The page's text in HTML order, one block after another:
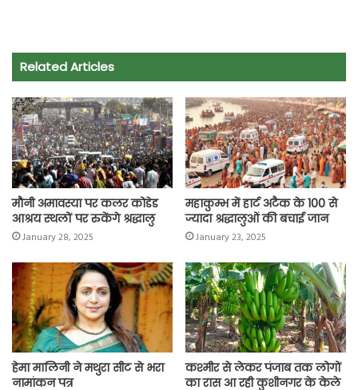
e
b
o
k
t
s
p
p
t
t
r
e
a
m
i
y
n
k
r
Related Articles
मौनी अमावस्या पर कलर कोडेड
आश्रय स्थलों पर रुकेंगे श्रद्धालु
January 28, 2025
महाकुम्भ में हार्ट अटैक के 100 से
ज्यादा श्रद्धालुओं की बचाई जान
January 23, 2025
हेमा मालिनी ने मथुरा सीट से भरा
नामांकन पत्र
कश्मीर से लेकर पंजाब तक लोगों
का रास आ रही कुशीनगर के केले